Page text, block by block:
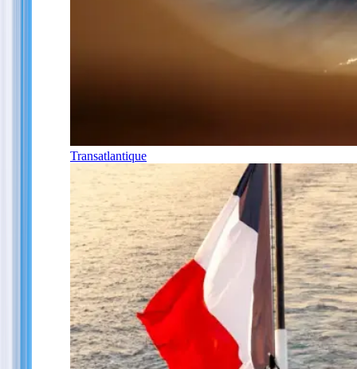
Transatlantique